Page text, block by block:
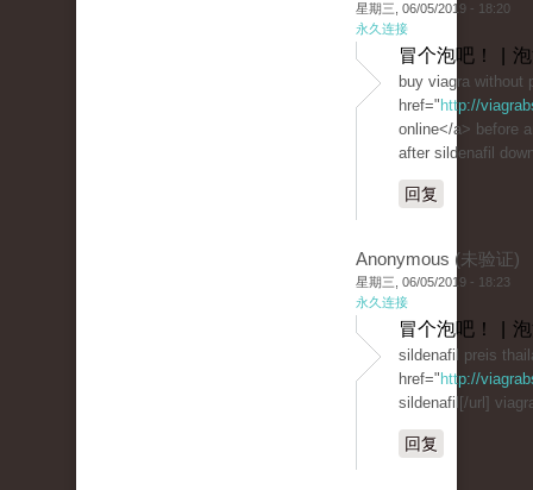
星期三, 06/05/2019 - 18:20
永久连接
冒个泡吧！ |
buy viagra without
href=" http://
online</a> before
after sildenafil
回复
Anonymous (未验证)
星期三, 06/05/2019 - 18:23
永久连接
冒个泡吧！ |
sildenafil preis
href=" http://
sildenafil[/url]
回复